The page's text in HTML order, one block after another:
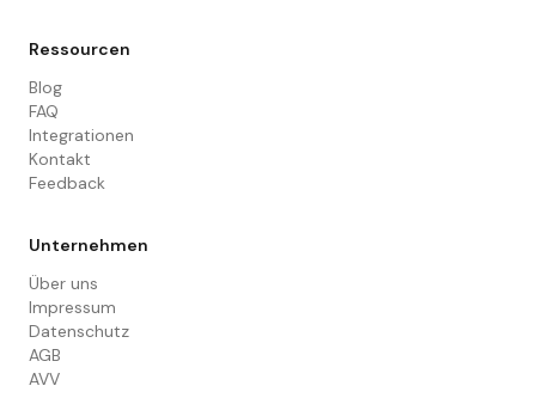
Ressourcen
Blog
FAQ
Integrationen
Kontakt
Feedback
Unternehmen
Über uns
Impressum
Datenschutz
AGB
AVV